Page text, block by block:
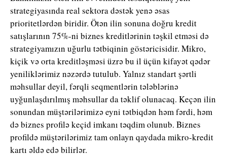
strategiyasında real sektora dəstək yenə əsas
prioritetlərdən biridir. Ötən ilin sonuna doğru kredit
satışlarının 75%-ni biznes kreditlərinin təşkil etməsi də
strategiyamızın uğurlu tətbiqinin göstəricisidir. Mikro,
kiçik və orta kreditləşməsi üzrə bu il üçün kifayət qədər
yeniliklərimiz nəzərdə tutulub. Yalnız standart şərtli
məhsullar deyil, fərqli seqmentlərin tələblərinə
uyğunlaşdırılmış məhsullar da təklif olunacaq. Keçən ilin
sonundan müştərilərimizə eyni tətbiqdən həm fərdi, həm
də biznes profilə keçid imkanı təqdim olunub. Biznes
profildə müştərilərimiz tam onlayn qaydada mikro-kredit
kartı əldə edə bilirlər.